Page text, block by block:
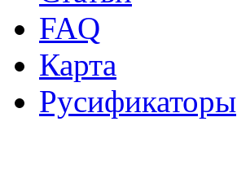
FAQ
Карта
Русификаторы